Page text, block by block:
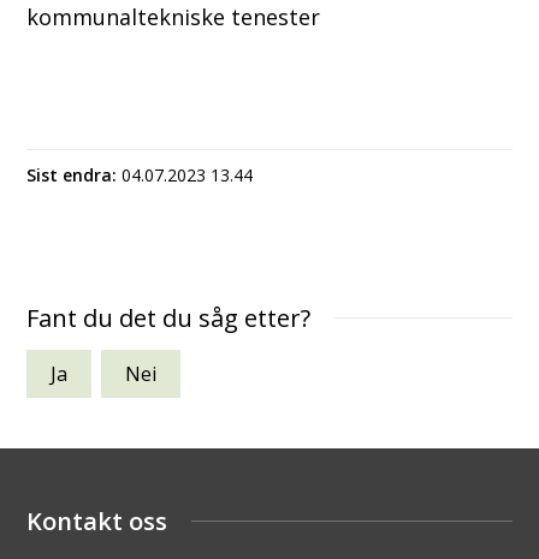
kommunaltekniske tenester
Sist endra 04.07.2023 13.44
Fant du det du såg etter?
Ja Nei
Kontakt oss